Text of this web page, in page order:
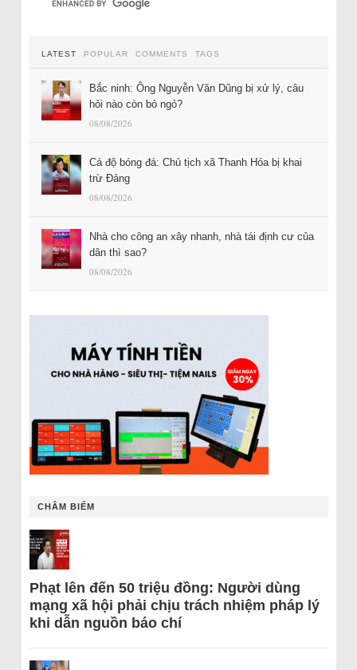
LATEST POPULAR COMMENTS TAGS
Bắc ninh: Ông Nguyễn Văn Dũng bị xử lý, câu
hỏi nào còn bỏ ngỏ?
08/08/2026
Cá độ bóng đá: Chủ tịch xã Thanh Hóa bị khai
trừ Đảng
08/08/2026
Nhà cho công an xây nhanh, nhà tái định cư của
dân thì sao?
08/08/2026
CHÂM BIẾM
Phạt lên đến 50 triệu đồng: Người dùng
mạng xã hội phải chịu trách nhiệm pháp lý
khi dẫn nguồn báo chí